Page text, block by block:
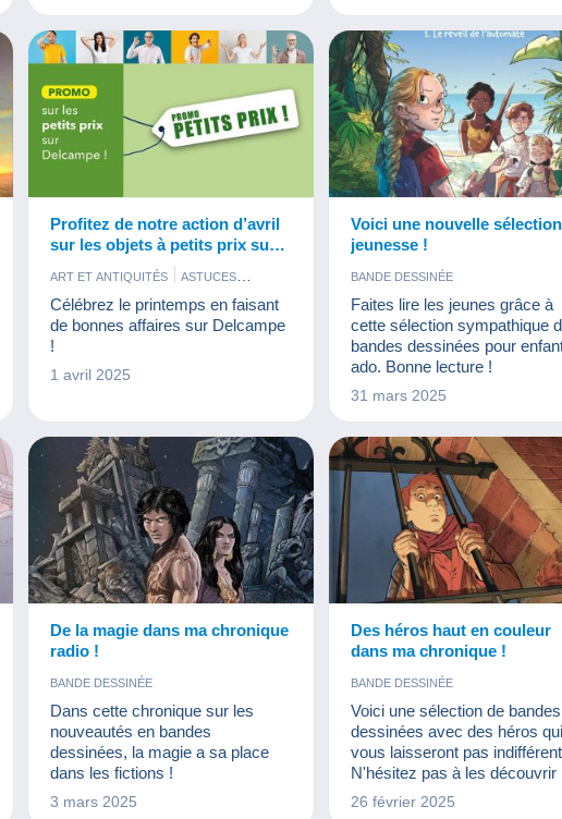
des News de la Collection.
Profitez de notre action d’avril
sur les objets à petits prix sur
ART ET ANTIQUITÉS
ASTUCES
BANDE DESSINÉE
BISTROT ET ALIMENTATION
COMMERCIAL
MONNAIES & BILLETS
Célébrez le printemps en faisant
de bonnes affaires sur Delcampe
!
1 avril 2025
Voici une nouvelle
jeunesse !
BANDE DESSINÉE
Faites lire les jeunes grâce à
cette sélection sympathique
bandes dessinées pour
ado. Bonne lecture !
31 mars 2025
De la magie dans ma chronique
radio !
BANDE DESSINÉE
Dans cette chronique sur les
nouveautés en bandes
dessinées, la magie a sa place
dans les fictions !
3 mars 2025
Des héros haut en couleur
dans ma chronique !
BANDE DESSINÉE
Voici une sélection de bandes
dessinées avec des héros
vous laisseront pas
N'hésitez pas à les découvrir
26 février 2025